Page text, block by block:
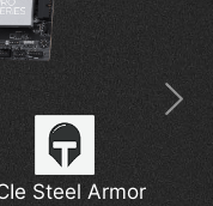
Steel Armor